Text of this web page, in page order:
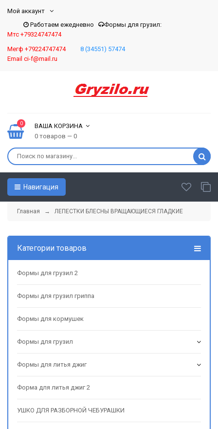
Мой аккаунт
Работаем ежедневно
Формы для грузил:
Мтс +79324747474
Мегф +79224747474
8 (34551) 57474
Email ci-f@mail.ru
0
ВАША КОРЗИНА
0 товаров — 0
Навигация
Главная → ЛЕПЕСТКИ БЛЕСНЫ ВРАЩАЮЩИЕСЯ ГЛАДКИЕ
Категории товаров
Формы для грузил 2
Формы для грузил гриппа
Формы для кормушек
Формы для грузил
Формы для литья джиг
Форма для литья джиг 2
УШКО ДЛЯ РАЗБОРНОЙ ЧЕБУРАШКИ